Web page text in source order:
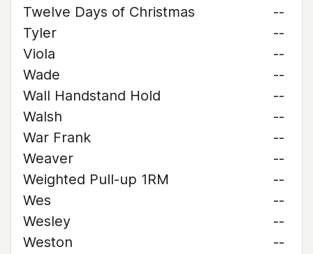
Twelve Days of Christmas
--
Tyler
--
Viola
--
Wade
--
Wall Handstand Hold
--
Walsh
--
War Frank
--
Weaver
--
Weighted Pull-up 1RM
--
Wes
--
Wesley
--
Weston
--